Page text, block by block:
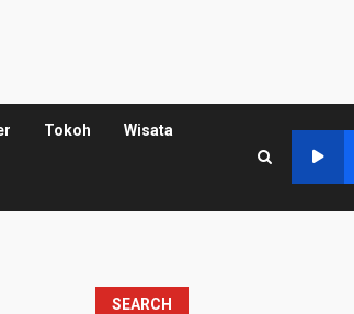
Tokoh Wisata
SEARCH